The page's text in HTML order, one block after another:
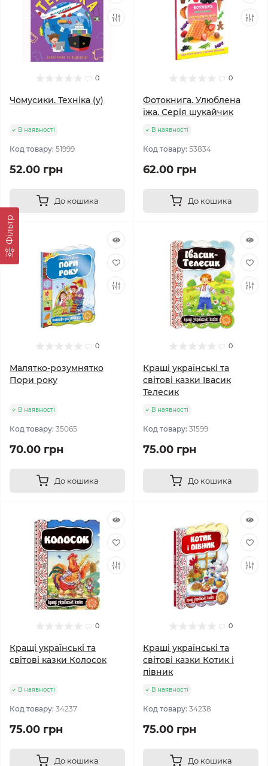
Фільтр
0
Чомусики. Техніка (у)
В наявності
Код товару: 51999
52.00 грн
До кошика
0
Фотокнига. Улюблена
їжа. Серія шукайчик
В наявності
Код товару: 53834
62.00 грн
До кошика
0
Малятко-розумнятко
Пори року
В наявності
Код товару: 35065
70.00 грн
До кошика
0
Кращі українські та
світові казки Івасик
Телесик
В наявності
Код товару: 31599
75.00 грн
До кошика
0
Кращі українські та
світові казки Колосок
В наявності
Код товару: 34237
75.00 грн
До кошика
0
Кращі українські та
світові казки Котик і
півник
В наявності
Код товару: 34238
75.00 грн
До кошика